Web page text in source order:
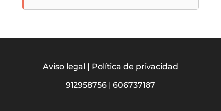
Aviso legal | Política de privacidad
912958756| 606737187